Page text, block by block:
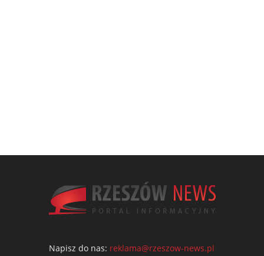
Napisz do nas: reklama@rzeszow-news.pl